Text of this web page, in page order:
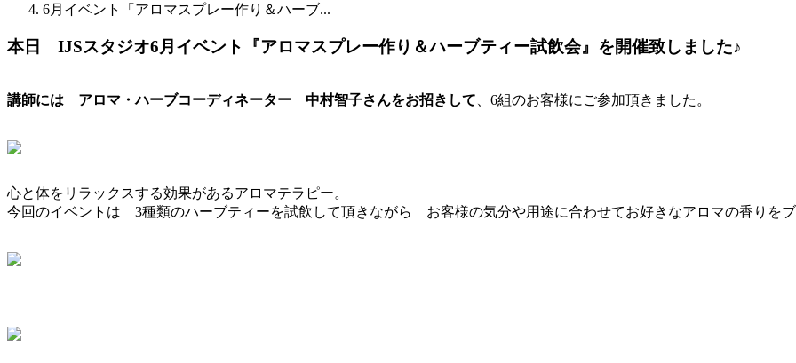
6月イベント「アロマスプレー作り＆ハーブ...
本日 IJSスタジオ6月イベント『アロマスプレー作り＆ハーブティー試飲会』を開催致しました♪
講師には アロマ・ハーブコーディネーター 中村智子さんをお招きして 、6組のお客様にご参加頂きました。
心と体をリラックスする効果があるアロマテラピー。
今回のイベントは 3種類のハーブティーを試飲して頂きながら お客様の気分や用途に合わせてお好きなアロマの香りをブ